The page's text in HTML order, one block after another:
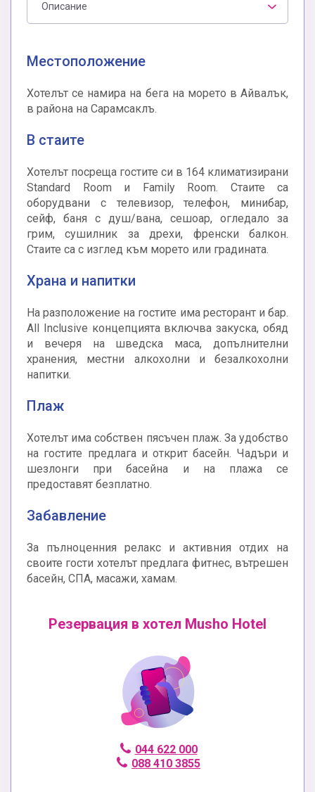
Описание
Местоположение
Хотелът се намира на бега на морето в Айвалък,
в района на Сарамсаклъ.
В стаите
Хотелът посреща гостите си в 164 климатизирани
Standard Room и Family Room. Стаите са
оборудвани с телевизор, телефон, минибар,
сейф, баня с душ/вана, сешоар, огледало за
грим, сушилник за дрехи, френски балкон.
Стаите са с изглед към морето или градината.
Храна и напитки
На разположение на гостите има ресторант и бар.
All Inclusive концепцията включва закуска, обяд
и вечеря на шведска маса, допълнителни
хранения, местни алкохолни и безалкохолни
напитки.
Плаж
Хотелът има собствен пясъчен плаж. За удобство
на гостите предлага и открит басейн. Чадъри и
шезлонги при басейна и на плажа се
предоставят безплатно.
Забавление
За пълноценния релакс и активния отдих на
своите гости хотелът предлага фитнес, вътрешен
басейн, СПА, масажи, хамам.
Резервация в хотел Musho Hotel
044 622 000
088 410 3855